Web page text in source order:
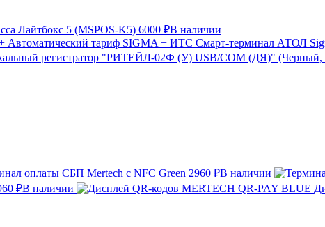
Лайтбокс 5 (MSPOS-K5) 6000 ₽В наличии
Смарт-терминал АТОЛ
регистратор "РИТЕЙЛ-02Ф (У) USB/COM (ДЯ)"
оплаты СБП Mertech с NFC Green 2960 ₽В наличии
₽В наличии